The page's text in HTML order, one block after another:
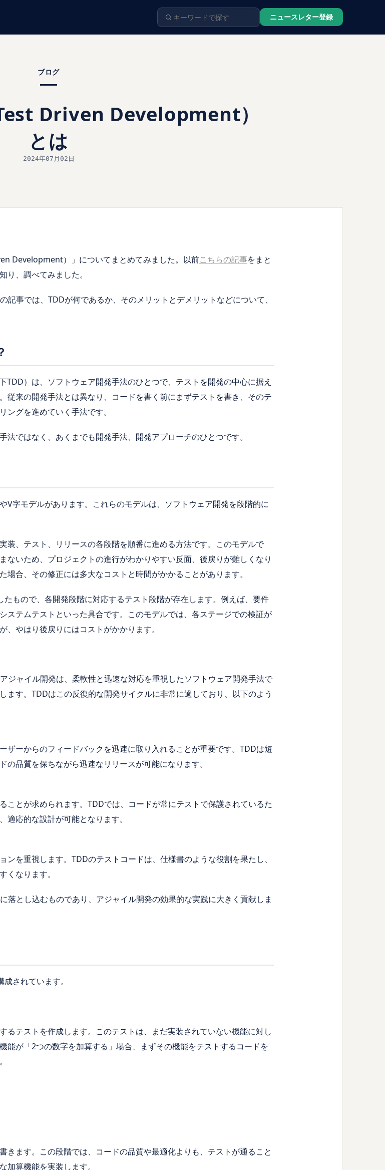
ニュースレター登録
ブログ
Driven Development）
とは
2024年07月02日
Development）」についてまとめてみました。以前こちらの記事をまと
り、調べてみました。
事では、TDDが何であるか、そのメリットとデメリットなどについて、
）は、ソフトウェア開発手法のひとつで、テストを開発の中心に据え
従来の開発手法とは異なり、コードを書く前にまずテストを書き、そのテ
グを進めていく手法です。
ではなく、あくまでも開発手法、開発アプローチのひとつです。
V字モデルがあります。これらのモデルは、ソフトウェア開発を段階的に
装、テスト、リリースの各段階を順番に進める方法です。このモデルで
ないため、プロジェクトの進行がわかりやすい反面、後戻りが難しくなり
合、その修正には多大なコストと時間がかかることがあります。
もので、各開発段階に対応するテスト段階が存在します。例えば、要件
ステムテストといった具合です。このモデルでは、各ステージでの検証が
やはり後戻りにはコストがかかります。
ジャイル開発は、柔軟性と迅速な対応を重視したソフトウェア開発手法で
ます。TDDはこの反復的な開発サイクルに非常に適しており、以下のよう
ザーからのフィードバックを迅速に取り入れることが重要です。TDDは短
品質を保ちながら迅速なリリースが可能になります。
ことが求められます。TDDでは、コードが常にテストで保護されているた
応的な設計が可能となります。
を重視します。TDDのテストコードは、仕様書のような役割を果たし、
くなります。
落とし込むものであり、アジャイル開発の効果的な実践に大きく貢献しま
されています。
るテストを作成します。このテストは、まだ実装されていない機能に対し
能が「2つの数字を加算する」場合、まずその機能をテストするコードを
きます。この段階では、コードの品質や最適化よりも、テストが通ること
加算機能を実装します。